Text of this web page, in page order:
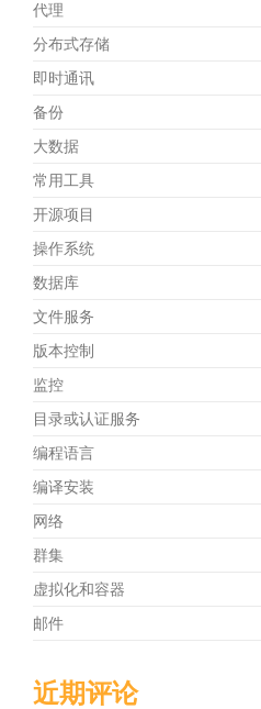
代理
分布式存储
即时通讯
备份
大数据
常用工具
开源项目
操作系统
数据库
文件服务
版本控制
监控
目录或认证服务
编程语言
编译安装
网络
群集
虚拟化和容器
邮件
近期评论